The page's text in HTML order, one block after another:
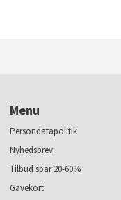
Menu
Persondatapolitik
Nyhedsbrev
Tilbud spar 20-60%
Gavekort